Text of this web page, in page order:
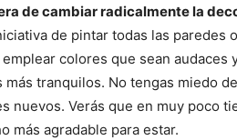
de cambiar radicalmente la
de pintar todas las paredes
emplear colores que sean
más tranquilos. No tengas miedo
nuevos. Verás que en muy poco
más agradable para estar.